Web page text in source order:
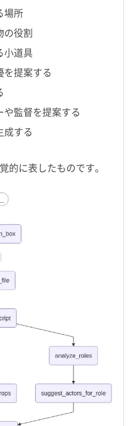
場所
の役割
小道具
を提案する
監督を提案する
成する
的に表したものです。